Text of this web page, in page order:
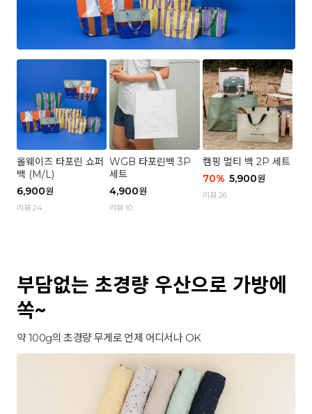
올웨이즈 타포린 쇼퍼
백 (M/L)
6,900원
리뷰 24
WGB 타포린백 3P
세트
4,900원
리뷰 10
캠핑 멀티 백 2P 세트
70% 5,900원
리뷰 26
부담없는 초경량 우산으로 가방에
쏙~
약 100g의 초경량 무게로 언제 어디서나 OK